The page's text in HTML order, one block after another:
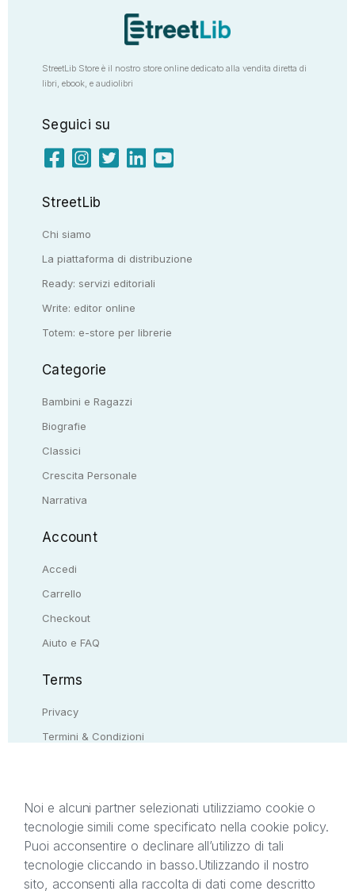
StreetLib Store è il nostro store online dedicato alla vendita diretta di
libri, ebook, e audiolibri
Seguici su
StreetLib
Chi siamo
La piattaforma di distribuzione
Ready: servizi editoriali
Write: editor online
Totem: e-store per librerie
Categorie
Bambini e Ragazzi
Biografie
Classici
Crescita Personale
Narrativa
Account
Accedi
Carrello
Checkout
Aiuto e FAQ
Terms
Privacy
Termini & Condizioni
Il presente sito web è di proprietà di StreetLib S.r.l.
C.F. e P.IVA 05338720963. StreetLib S.r.l. è
titolare di tutti i diritti di proprietà intellettuale
afferenti ai marchi, loghi e segni distintivi presenti
Noi e alcuni partner selezionati utilizziamo cookie o
tecnologie simili come specificato nella cookie policy.
Puoi acconsentire o declinare all’utilizzo di tali
tecnologie cliccando in basso.Utilizzando il nostro
sito, acconsenti alla raccolta di dati come descritto